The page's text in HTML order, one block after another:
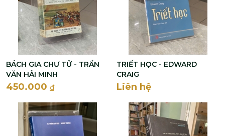
BÁCH GIA CHƯ TỬ - TRẦN
VĂN HẢI MINH
450.000 đ
TRIẾT HỌC - EDWARD
CRAIG
Liên hệ